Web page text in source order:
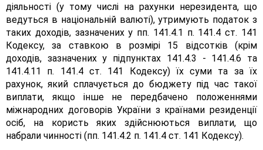
діяльності (у тому числі на рахунки нерезидента, що
ведуться в національній валюті), утримують податок з
таких доходів, зазначених у пп. 141.4.1 п. 141.4 ст. 141
Кодексу, за ставкою в розмірі 15 відсотків (крім
доходів, зазначених у підпунктах 141.4.3 - 141.4.6 та
141.4.11 п. 141.4 ст. 141 Кодексу) їх суми та за їх
рахунок, який сплачується до бюджету під час такої
виплати, якщо інше не передбачено положеннями
міжнародних договорів України з країнами резиденції
осіб, на користь яких здійснюються виплати, що
набрали чинності (пп. 141.4.2 п. 141.4 ст. 141 Кодексу).